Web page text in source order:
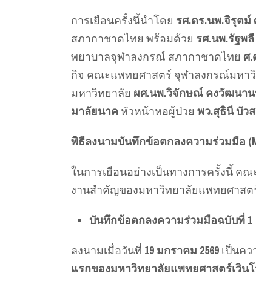
การเยือนครั้งนี้นำโดย รศ.ดร.นพ.จิรุตม์
สภากาชาดไทย พร้อมด้วย รศ.นพ.รัฐพ
พยาบาลจุฬาลงกรณ์ สภากาชาดไทย ศ
กิจ คณะแพทยศาสตร์ จุฬาลงกรณ์มหา
มหาวิทยาลัย ผศ.นพ.วิจักษณ์ คงวัฒนา
มาลัยนาค หัวหน้าหอผู้ป่วย พว.สุธินี บัว
พิธีลงนามบันทึกข้อตกลงความร่วมมือ
ในการเยือนอย่างเป็นทางการครั้งนี้
งานสำคัญของมหาวิทยาลัยแพทยศาสต
บันทึกข้อตกลงความร่วมมือฉบับที่ 1
ลงนามเมื่อวันที่ 19 มกราคม 2569 เป็นค
แรกของมหาวิทยาลัยแพทยศาสตร์เวินโจ